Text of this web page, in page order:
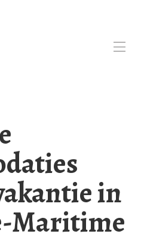
boeken
Zuidwest-Frankrijk
regio ▾ in
Maritime